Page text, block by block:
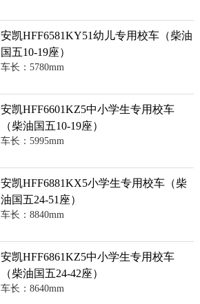
安凯HFF6581KY51幼儿专用校车（柴油
国五10-19座）
车长：5780mm
安凯HFF6601KZ5中小学生专用校车
（柴油国五10-19座）
车长：5995mm
安凯HFF6881KX5小学生专用校车（柴
油国五24-51座）
车长：8840mm
安凯HFF6861KZ5中小学生专用校车
（柴油国五24-42座）
车长：8640mm